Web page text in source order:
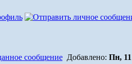
Добавлено: Пн,